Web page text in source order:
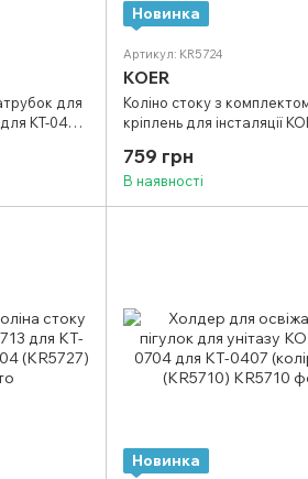
для
KT-0401,
Новинка
Артикул: KR5724
KOER
Коліно стоку з
кріплень для інсталяції
0404, KT-0405 (KR5724)
759 грн
В наявності
Новинка